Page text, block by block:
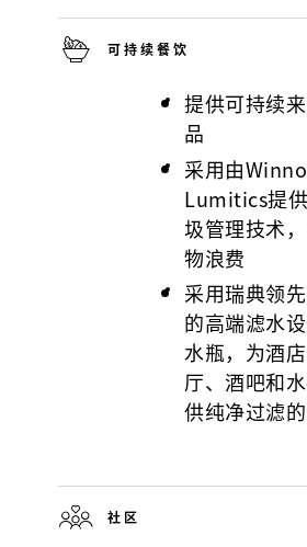
可持续餐饮
提供可持续
品
采用由
Lumitics提
圾管理技术
物浪费
采用瑞典领
的高端滤水
水瓶，为酒
厅、酒吧和
供纯净过滤
社区